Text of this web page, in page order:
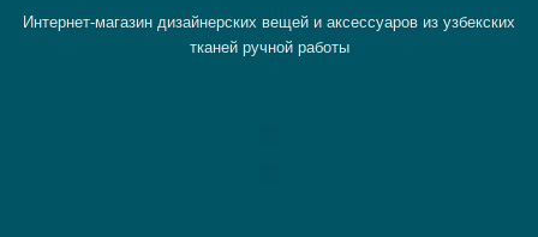
Интернет-магазин дизайнерских вещей и аксессуаров из узбекских
тканей ручной работы